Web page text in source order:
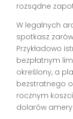
rozsądne
W legalnych
spotkasz
Przykładowo
bezpłatnym
określony, a
bezstratnego
rocznym
dolarów